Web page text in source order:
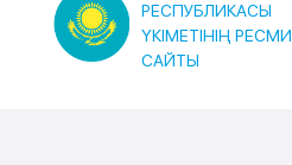
РЕСПУБЛИКАСЫ
ҮКІМЕТІНІҢ РЕСМИ
САЙТЫ